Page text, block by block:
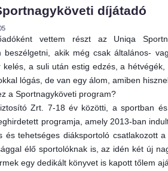
díjátadó
vettem részt az Uniqa
beszélgetni, akik még csak általános-
kelés, a suli után estig edzés, a
lógás, de van egy álom, amiben
a Sportnagyköveti program?
Zrt. 7-18 év közötti, asportban
programja, amely 2013-ban
és tehetséges diáksportoló csatlakozott
élő sportolóknak is, az idén két új
egy dedikált könyvet is kapott tőlem